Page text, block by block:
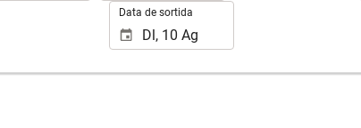
Data de sortida